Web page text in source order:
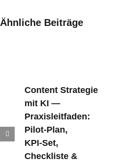
Ähnliche Beiträge
Content Strategie
mit KI —
Praxisleitfaden:
Pilot‑Plan,
KPI‑Set,
Checkliste &